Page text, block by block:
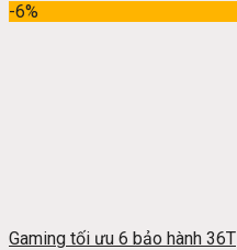
-6%
Gaming tối ưu 6 bảo hành 36T